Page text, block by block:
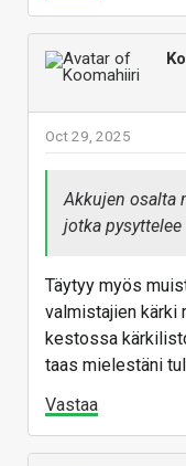
Oct 29, 2025
Akkujen osalta
jotka
Täytyy myös
valmistajien kärki
kestossa
taas mielestäni
Vastaa